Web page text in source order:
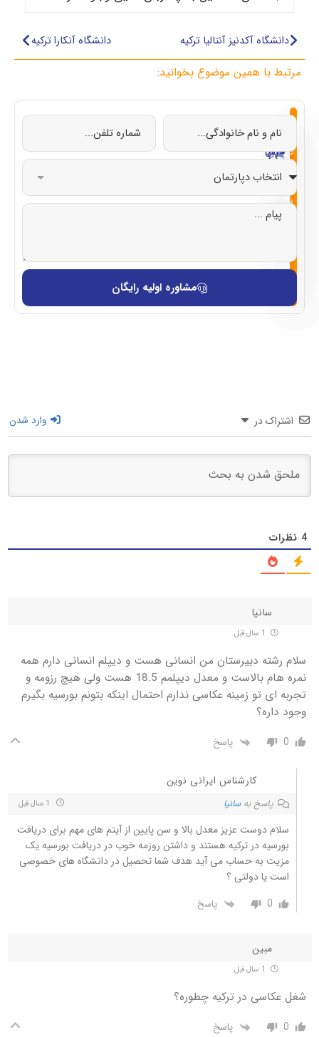
دانشگاه آکدنیز آنتالیا ترکیه دانشگاه آنکارا ترکیه
مرتبط با همین موضوع بخوانید:
از
صفر
تا
با
شماییم
تحصیل
ترکیه
در
ایتالیا
در
چین
در
قبرس
مشاوره اولیه رایگان
اشتراک در وارد شدن
4 نظرات
سانیا
سلام رشته دبیرستان من انسانی هست و دیپلم انسانی دارم همه
نمره هام بالاست و معدل دیپلمم 18.5 هست ولی هیچ رزومه و
تجربه ای تو زمینه عکاسی ندارم احتمال اینکه بتونم بورسیه بگیرم
وجود داره؟
0 پاسخ
کارشناس ایرانی نوین
پاسخ به سانیا
سلام دوست عزیز معدل بالا و سن پایین از آیتم های مهم برای دریافت
بورسیه در ترکیه هستند و داشتن روزمه خوب در دریافت بورسیه یک
مزیت به حساب می آید هدف شما تحصیل در دانشگاه های خصوصی
است یا دولتی ؟
0
پاسخ
مبین
شغل عکاسی در ترکیه چطوره؟
0 پاسخ